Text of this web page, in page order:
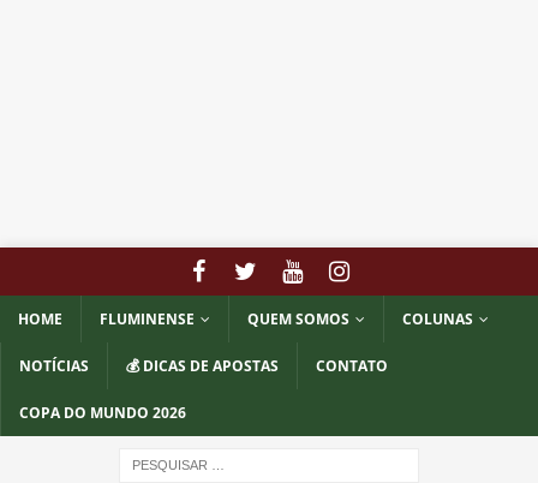
HOME FLUMINENSE QUEM SOMOS COLUNAS
NOTÍCIAS 💰 DICAS DE APOSTAS CONTATO
COPA DO MUNDO 2026